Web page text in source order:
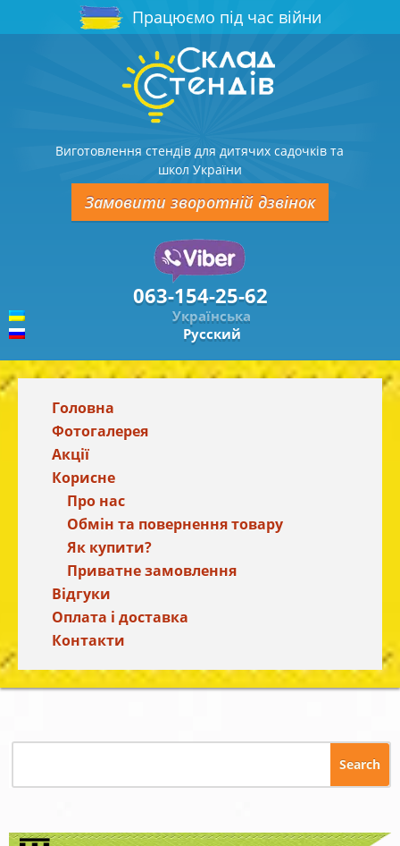
Працюємо під час війни
Виготовлення стендів для дитячих садочків та
школ України
Замовити зворотній дзвінок
063-154-25-62
Українська
Русский
Головна
Фотогалерея
Акції
Корисне
Про нас
Обмін та повернення товару
Як купити?
Приватне замовлення
Відгуки
Оплата і доставка
Контакти